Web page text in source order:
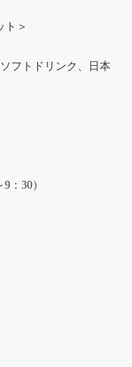
ト＞
フトドリンク、日本
：30）